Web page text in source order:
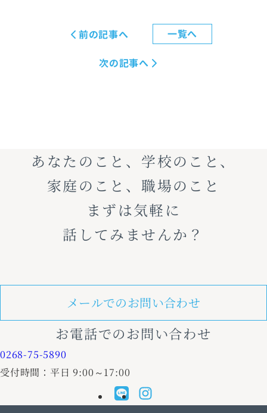
前の記事へ 一覧へ
次の記事へ
あなたのこと、学校のこと、
家庭のこと、職場のこと
まずは気軽に
話してみませんか？
メールでのお問い合わせ
お電話でのお問い合わせ
0268-75-5890
受付時間：平日 9:00～17:00